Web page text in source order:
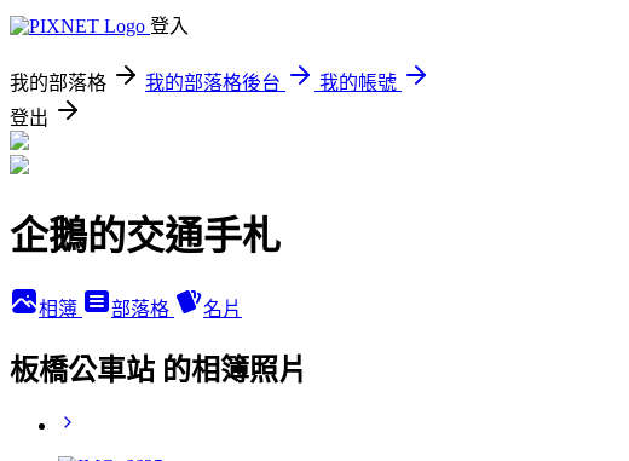
登入
我的部落格 我的部落格後台
我的帳號
登出
企鵝的交通手札
相簿 部落格 名片
板橋公車站 的相簿照片